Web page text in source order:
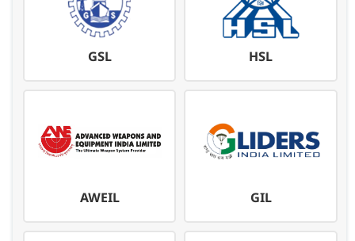
GSL HSL
AWEIL GIL